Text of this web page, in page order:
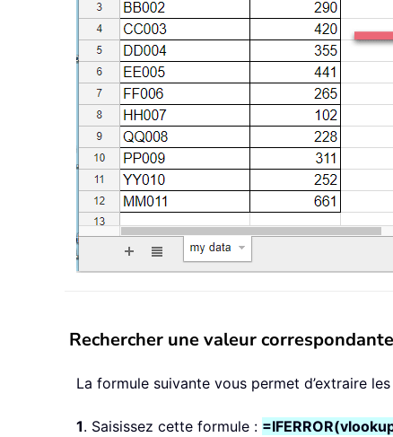
Rechercher une valeur
La formule suivante vous permet d’extraire
1. Saisissez cette formule :